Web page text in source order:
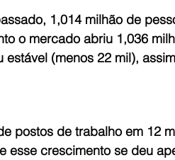
1,014 milhão de
o mercado abriu 1,036
(menos 22 mil),
postos de trabalho em 12
esse crescimento se deu